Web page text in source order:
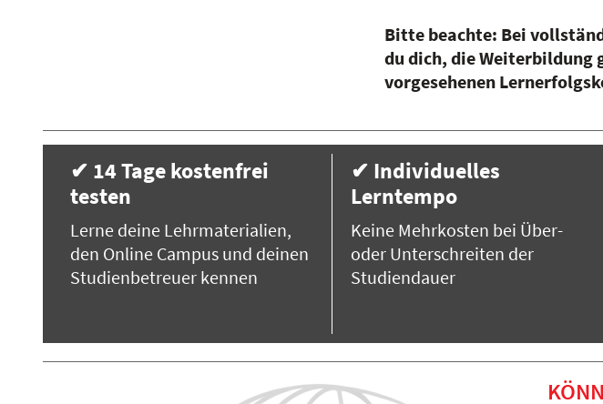
Bitte beachte: Bei
du dich, die Weiterbildung
vorgesehenen
✔ 14 Tage kostenfrei
testen
Lerne deine Lehrmaterialien,
den Online Campus und deinen
Studienbetreuer kennen
✔ Individuelles
Lerntempo
Keine Mehrkosten bei Über-
oder Unterschreiten der
Studiendauer